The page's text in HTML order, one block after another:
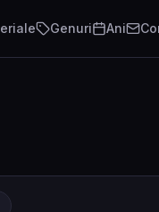
Genuri Ani